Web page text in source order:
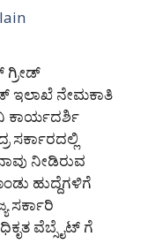
ನೇಮಕಾತಿ
ಕಾರ್ಯದರ್ಶಿ
ಸರ್ಕಾರದಲ್ಲಿ
ನೀಡಿರುವ
ಹುದ್ದೆಗಳಿಗೆ
ಸರ್ಕಾರಿ
ವೆಬ್ಸೈಟ್ ಗೆ